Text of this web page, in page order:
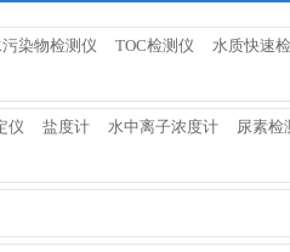
染物检测仪 TOC检测仪
水质快速
仪 盐度计 水中离子浓度计
尿素检